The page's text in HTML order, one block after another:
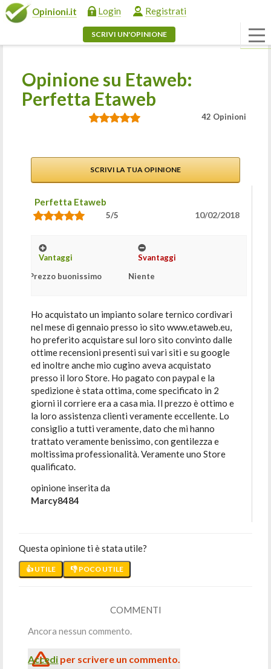
Opinioni.it Login Registrati
SCRIVI UN'OPINIONE
Opinione su Etaweb:
Perfetta Etaweb
42 Opinioni
SCRIVI LA TUA OPINIONE
Perfetta Etaweb
5/5 10/02/2018
Vantaggi
Prezzo buonissimo
Svantaggi
Niente
Ho acquistato un impianto solare ternico cordivari
nel mese di gennaio presso io sito www.etaweb.eu,
ho preferito acquistare sul loro sito convinto dalle
ottime recensioni presenti sui vari siti e su google
ed inoltre anche mio cugino aveva acquistato
presso il loro Store. Ho pagato con paypal e la
spedizione è stata ottima, come specificato in 2
giorni il corriere era a casa mia. Il prezzo è ottimo e
la loro assistenza clienti veramente eccellente. Lo
consiglio a tutti veramente, dato che mi hanno
trattato veramente benissimo, con gentilezza e
moltissima professionalità. Veramente uno Store
qualificato.
opinione inserita da
Marcy8484
Questa opinione ti è stata utile?
👍 UTILE 👎 POCO UTILE
COMMENTI
Ancora nessun commento.
Accedi per scrivere un commento.